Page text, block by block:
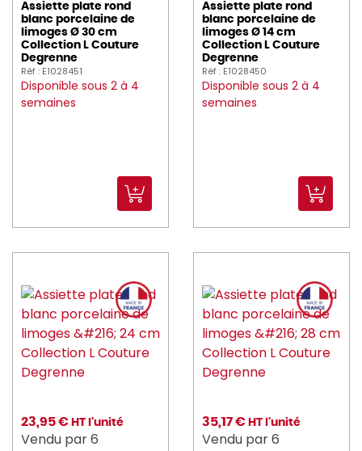
Assiette plate rond
blanc porcelaine de
limoges Ø 30 cm
Collection L Couture
Degrenne
Réf : E1028451
Disponible sous 2 à 4
semaines
Assiette plate rond
blanc porcelaine de
limoges Ø 14 cm
Collection L Couture
Degrenne
Réf : E1028450
Disponible sous 2 à 4
semaines
23,95 € HT l'unité
Vendu par 6
35,17 € HT l'unité
Vendu par 6